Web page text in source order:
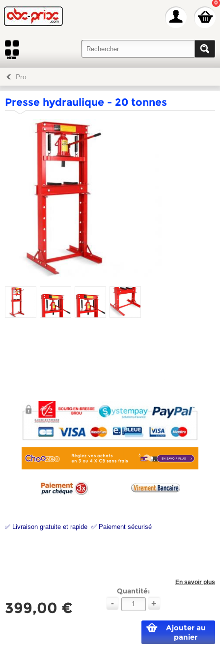
0
Pro
Presse hydraulique - 20 tonnes
✅ Livraison gratuite et rapide ✅ Paiement sécurisé
En savoir plus
399,00 €
Quantité:
- +
Ajouter au
panier